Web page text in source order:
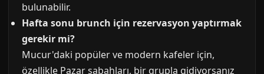
bulunabilir.
Hafta sonu brunch için rezervasyon yaptırmak
gerekir mi?
Mucur'daki popüler ve modern kafeler için,
özellikle Pazar sabahları, bir grupla gidiyorsanız